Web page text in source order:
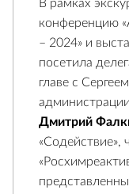
В рамках
конференцию
– 2024» и
посетила
главе с
Дмитрий
«Содействие»,